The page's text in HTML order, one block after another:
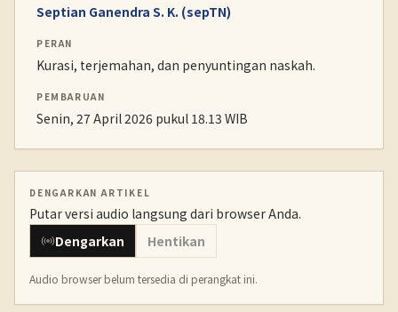
Septian Ganendra S. K. (sepTN)
PERAN
Kurasi, terjemahan, dan penyuntingan naskah.
PEMBARUAN
Senin, 27 April 2026 pukul 18.13 WIB
DENGARKAN ARTIKEL
Putar versi audio langsung dari browser Anda.
Dengarkan
Hentikan
Audio browser belum tersedia di perangkat ini.